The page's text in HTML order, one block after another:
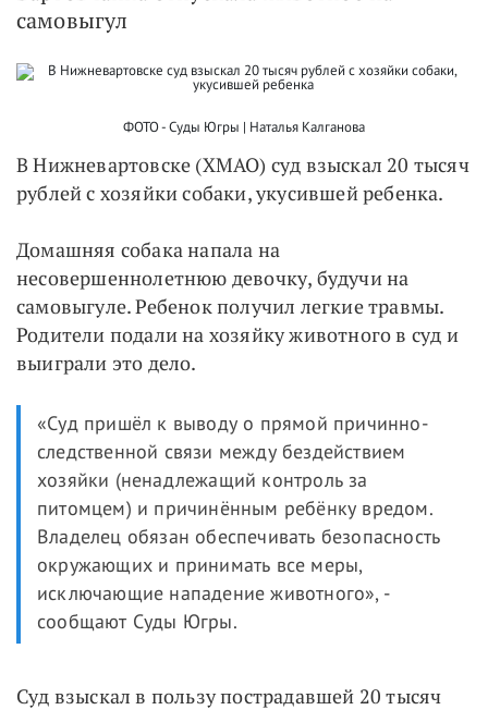
самовыгул
ФОТО - Суды Югры | Наталья Калганова
В Нижневартовске (ХМАО) суд взыскал 20 тысяч
рублей с хозяйки собаки, укусившей ребенка.
Домашняя собака напала на
несовершеннолетнюю девочку, будучи на
самовыгуле. Ребенок получил легкие травмы.
Родители подали на хозяйку животного в суд и
выиграли это дело.
«Суд пришёл к выводу о прямой причинно-
следственной связи между бездействием
хозяйки (ненадлежащий контроль за
питомцем) и причинённым ребёнку вредом.
Владелец обязан обеспечивать безопасность
окружающих и принимать все меры,
исключающие нападение животного», -
сообщают Суды Югры.
Суд взыскал в пользу пострадавшей 20 тысяч